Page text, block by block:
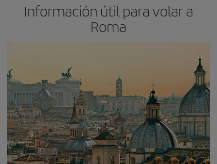
Información útil para volar a
Roma